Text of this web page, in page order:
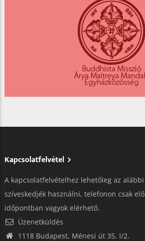
Kapcsolatfelvétel
A kapcsolatfelvételhez lehetőleg az
szíveskedjék használni, telefonon csak
időpontban vagyok elérhető.
Üzenetküldés
1118 Budapest, Ménesi út 35. I/2.